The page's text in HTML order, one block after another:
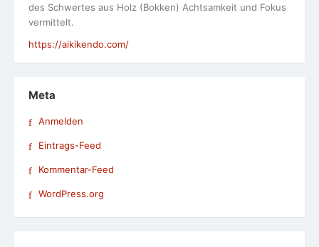
des Schwertes aus Holz (Bokken) Achtsamkeit und Fokus
vermittelt.
https://aikikendo.com/
Meta
Anmelden
Eintrags-Feed
Kommentar-Feed
WordPress.org